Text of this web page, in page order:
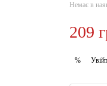
Немає в
209
%